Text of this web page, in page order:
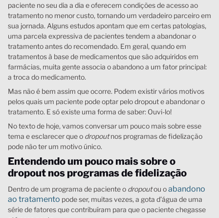
paciente no seu dia a dia e oferecem condições de acesso ao
tratamento no menor custo, tornando um verdadeiro parceiro em
sua jornada. Alguns estudos apontam que em certas patologias,
uma parcela expressiva de pacientes tendem a abandonar o
tratamento antes do recomendado. Em geral, quando em
tratamentos à base de medicamentos que são adquiridos em
farmácias, muita gente associa o abandono a um fator principal:
a troca do medicamento.
Mas não é bem assim que ocorre. Podem existir vários motivos
pelos quais um paciente pode optar pelo dropout e abandonar o
tratamento. E só existe uma forma de saber: Ouvi-lo!
No texto de hoje, vamos conversar um pouco mais sobre esse
tema e esclarecer que o dropoutnos programas de fidelização
pode não ter um motivo único.
Entendendo um pouco mais sobre o
dropout nos programas de fidelização
Dentro de um programa de paciente o dropoutou oabandono
ao tratamento pode ser, muitas vezes, a gota d’água de uma
série de fatores que contribuíram para que o paciente chegasse